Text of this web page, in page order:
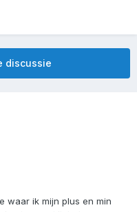
discussie
waar ik mijn plus en min